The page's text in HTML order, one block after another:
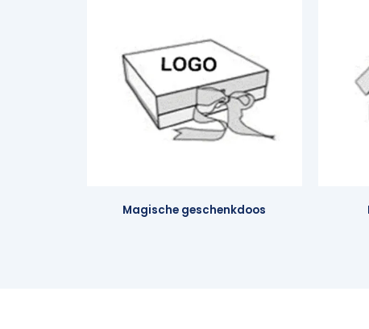
Magische geschenkdoos